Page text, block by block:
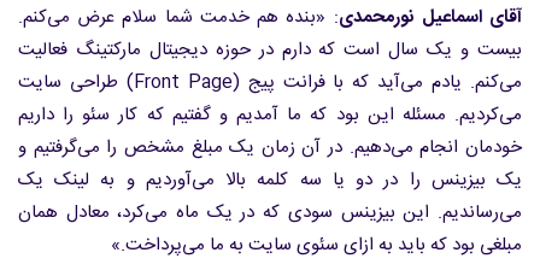
آقای اسماعیل نورمحمدی: «بنده هم خدمت شما سلام عرض می‌کنم.
بیست و یک سال است که دارم در حوزه دیجیتال مارکتینگ فعالیت
می‌کنم. یادم می‌آید که با فرانت پیج (Front Page) طراحی سایت
می‌کردیم. مسئله این بود که ما آمدیم و گفتیم که کار سئو را داریم
خودمان انجام می‌دهیم. در آن زمان یک مبلغ مشخص را می‌گرفتیم و
یک بیزینس را در دو یا سه کلمه بالا می‌آوردیم و به لینک یک
می‌رساندیم. این بیزینس سودی که در یک ماه می‌کرد، معادل همان
مبلغی بود که باید به ازای سئوی سایت به ما می‌پرداخت.»